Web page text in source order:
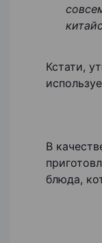
Кстати,
В
блюда,